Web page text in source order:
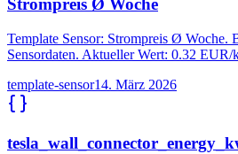
Strompreis Ø Woche
Template Sensor: Strompreis Ø Woche.
Sensordaten. Aktueller Wert: 0.32 EUR/
template-sensor14. März 2026